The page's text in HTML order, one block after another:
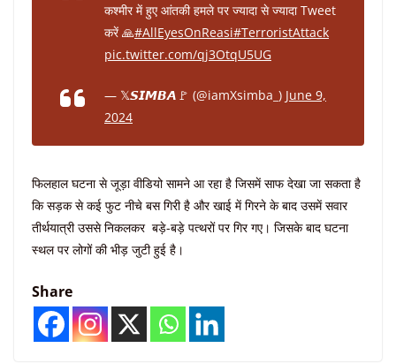
कश्मीर में हुए आंतकी हमले पर ज्यादा से ज्यादा Tweet
करें 🙏#AllEyesOnReasi#TerroristAttack
pic.twitter.com/qj3OtqU5UG
— 𝕏𝙎𝙄𝙈𝘽𝘼🚩 (@iamXsimba_) June 9,
2024
फिलहाल घटना से जूड़ा वीडियो सामने आ रहा है जिसमें साफ देखा जा सकता है
कि सड़क से कई फुट नीचे बस गिरी है और खाई में गिरने के बाद उसमें सवार
तीर्थयात्री उससे निकलकर बड़े-बड़े पत्थरों पर गिर गए। जिसके बाद घटना
स्थल पर लोगों की भीड़ जुटी हुई है।
Share